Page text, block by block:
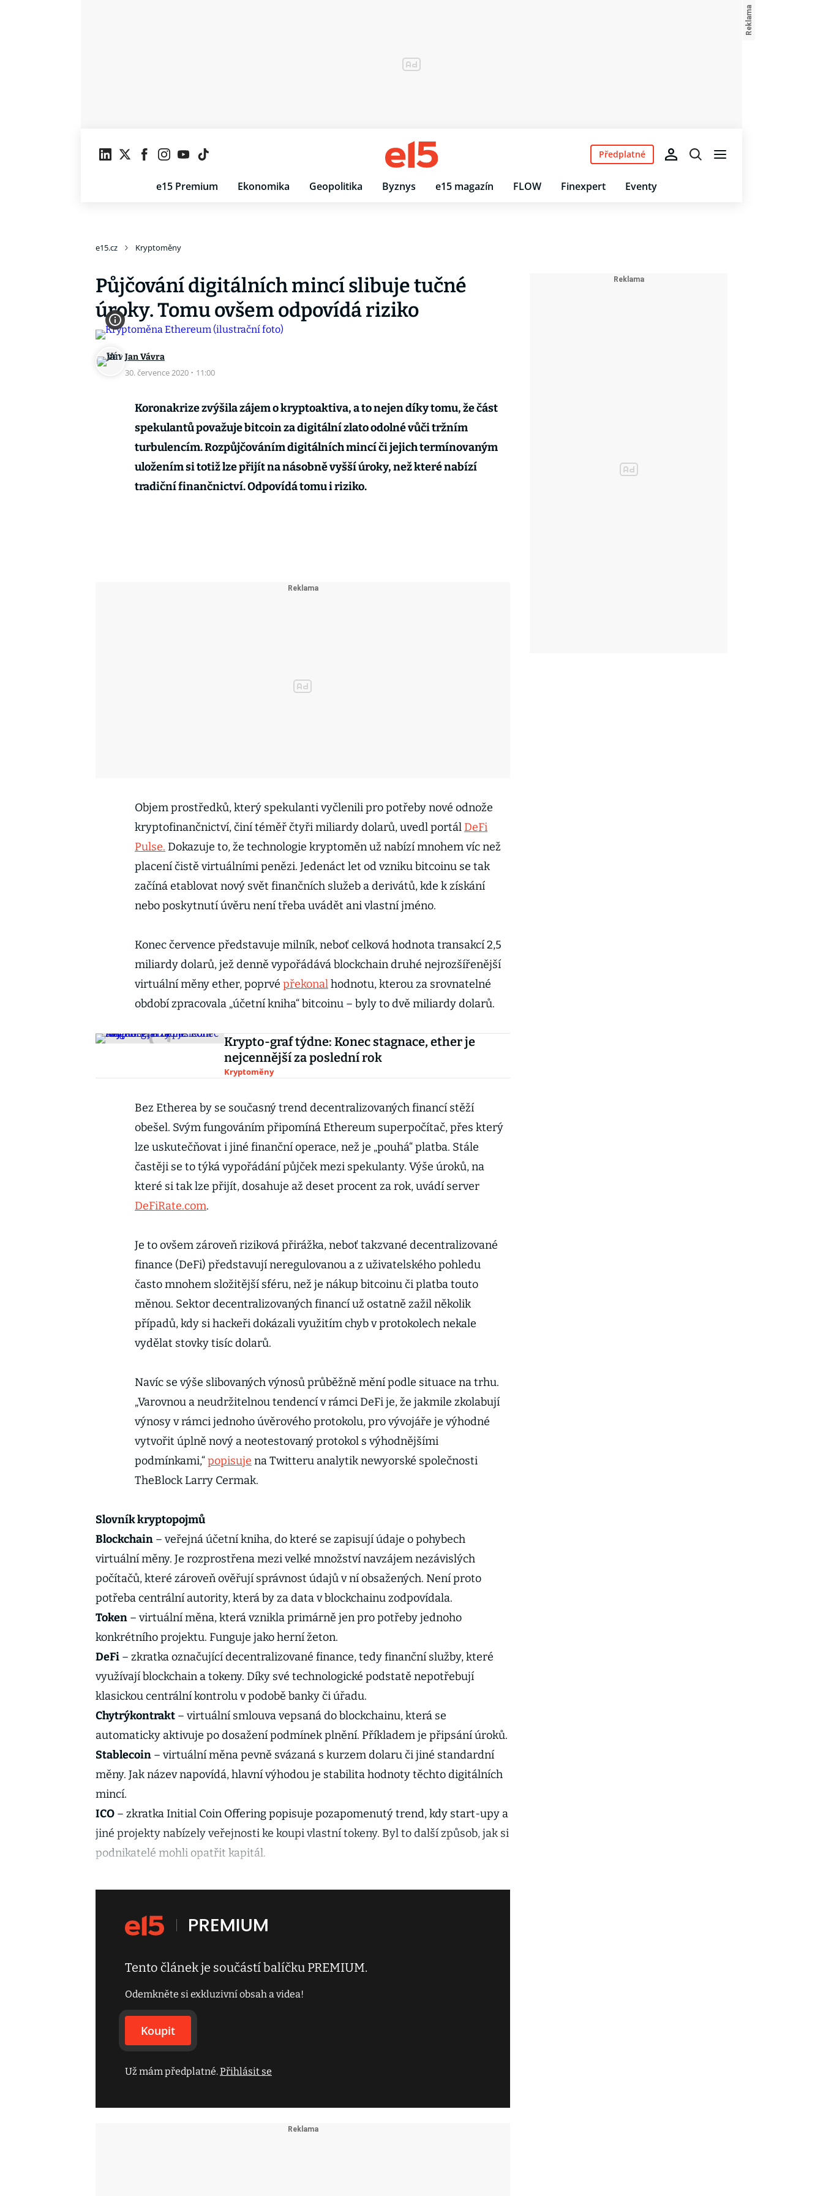
e15 Premium Ekonomika Geopolitika Byznys e15 magazín FLOW Finexpert Eventy
Předplatné
e15.cz Kryptoměny
Půjčování digitálních mincí slibuje tučné
úroky. Tomu ovšem odpovídá riziko
Jan Vávra
30. července 2020 · 11:00
Koronakrize zvýšila zájem o kryptoaktiva, a to nejen díky tomu, že část
spekulantů považuje bitcoin za digitální zlato odolné vůči tržním
turbulencím. Rozpůjčováním digitálních mincí či jejich termínovaným
uložením si totiž lze přijít na násobně vyšší úroky, než které nabízí
tradiční finančnictví. Odpovídá tomu i riziko.
Objem prostředků, který spekulanti vyčlenili pro potřeby nové odnože
kryptofinančnictví, činí téměř čtyři miliardy dolarů, uvedl portál DeFi
Pulse. Dokazuje to, že technologie kryptoměn už nabízí mnohem víc než
placení čistě virtuálními penězi. Jedenáct let od vzniku bitcoinu se tak
začíná etablovat nový svět finančních služeb a derivátů, kde k získání
nebo poskytnutí úvěru není třeba uvádět ani vlastní jméno.
Konec července představuje milník, neboť celková hodnota transakcí 2,5
miliardy dolarů, jež denně vypořádává blockchain druhé nejrozšířenější
virtuální měny ether, poprvé překonalhodnotu, kterou za srovnatelné
období zpracovala „účetní kniha“ bitcoinu – byly to dvě miliardy dolarů.
Krypto-graf týdne: Konec stagnace, ether je
nejcennější za poslední rok
Kryptoměny
Bez Etherea by se současný trend decentralizovaných financí stěží
obešel. Svým fungováním připomíná Ethereum superpočítač, přes který
lze uskutečňovat i jiné finanční operace, než je „pouhá“ platba. Stále
častěji se to týká vypořádání půjček mezi spekulanty. Výše úroků, na
které si tak lze přijít, dosahuje až deset procent za rok, uvádí server
DeFiRate.com.
Je to ovšem zároveň riziková přirážka, neboť takzvané decentralizované
finance (DeFi) představují neregulovanou a z uživatelského pohledu
často mnohem složitější sféru, než je nákup bitcoinu či platba touto
měnou. Sektor decentralizovaných financí už ostatně zažil několik
případů, kdy si hackeři dokázali využitím chyb v protokolech nekale
vydělat stovky tisíc dolarů.
Navíc se výše slibovaných výnosů průběžně mění podle situace na trhu.
„Varovnou a neudržitelnou tendencí v rámci DeFi je, že jakmile zkolabují
výnosy v rámci jednoho úvěrového protokolu, pro vývojáře je výhodné
vytvořit úplně nový a neotestovaný protokol s výhodnějšími
podmínkami,“popisuje na Twitteru analytik newyorské společnosti
TheBlock Larry Cermak.
Slovník kryptopojmů
Blockchain – veřejná účetní kniha, do které se zapisují údaje o pohybech
virtuální měny. Je rozprostřena mezi velké množství navzájem nezávislých
počítačů, které zároveň ověřují správnost údajů v ní obsažených. Není proto
potřeba centrální autority, která by za data v blockchainu zodpovídala.
Token – virtuální měna, která vznikla primárně jen pro potřeby jednoho
konkrétního projektu. Funguje jako herní žeton.
DeFi – zkratka označující decentralizované finance, tedy finanční služby, které
využívají blockchain a tokeny. Díky své technologické podstatě nepotřebují
klasickou centrální kontrolu v podobě banky či úřadu.
Chytrýkontrakt – virtuální smlouva vepsaná do blockchainu, která se
automaticky aktivuje po dosažení podmínek plnění. Příkladem je připsání úroků.
Stablecoin – virtuální měna pevně svázaná s kurzem dolaru či jiné standardní
měny. Jak název napovídá, hlavní výhodou je stabilita hodnoty těchto digitálních
mincí.
ICO – zkratka Initial Coin Offering popisuje pozapomenutý trend, kdy start-upy a
jiné projekty nabízely veřejnosti ke koupi vlastní tokeny. Byl to další způsob, jak si
podnikatelé mohli opatřit kapitál.
Tento článek je součástí balíčku PREMIUM.
Odemkněte si exkluzivní obsah a videa!
Koupit
Už mám předplatné.Přihlásit se